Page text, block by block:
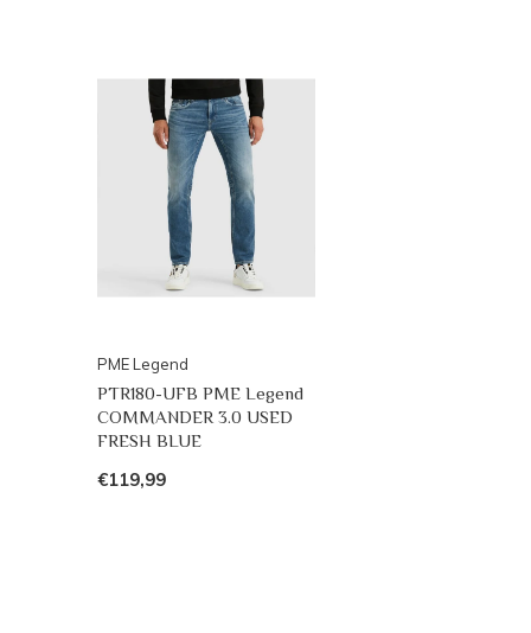
PME Legend
PTR180-UFB PME Legend
COMMANDER 3.0 USED
FRESH BLUE
€119,99